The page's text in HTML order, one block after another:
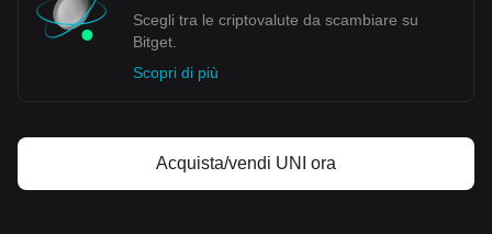
Scegli tra le criptovalute da scambiare su
Bitget.
Scopri di più
Acquista/vendi UNI ora